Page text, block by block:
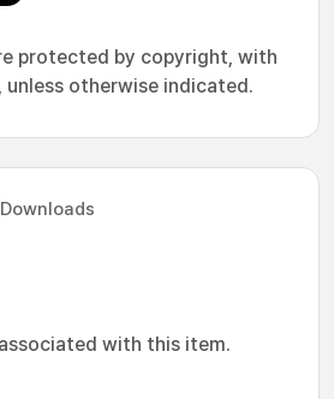
protected by copyright, with
unless otherwise indicated.
with this item.